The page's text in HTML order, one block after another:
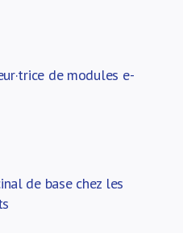
de modules e-
de base chez les